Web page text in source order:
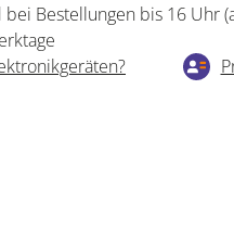
Bestellungen bis 16 Uhr